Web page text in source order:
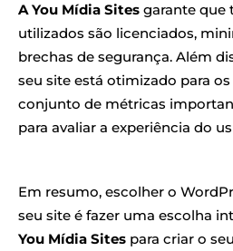
A You Mídia Sites garante que
utilizados são licenciados,
brechas de segurança. Além
seu site está otimizado para
conjunto de métricas
para avaliar a experiência do
Em resumo, escolher o
seu site é fazer uma escolha
You Mídia Sites para criar o seu